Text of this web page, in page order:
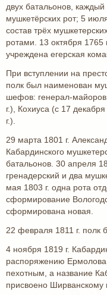
двух батальонов,
мушкетёрских рот; 5
состав трёх
ротами. 13 октября 1765
учреждена егерская
При вступлении на
полк был наименован
шефов: генерал-
г.), Кохиуса (с 17
г.).
29 марта 1801 г.
Кабардинского
батальонов. 30 апреля
гренадерский и два
мая 1803 г. одна рота
сформирование
сформирована новая.
22 февраля 1811 г. полк
4 ноября 1819 г.
распоряжению
пехотным, а название
присвоено Ширванскому